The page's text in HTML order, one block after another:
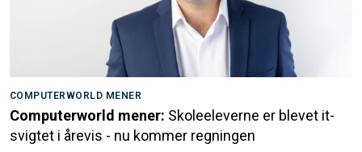
COMPUTERWORLD MENER
Computerworld mener: Skoleeleverne er blevet it-
svigtet i årevis - nu kommer regningen